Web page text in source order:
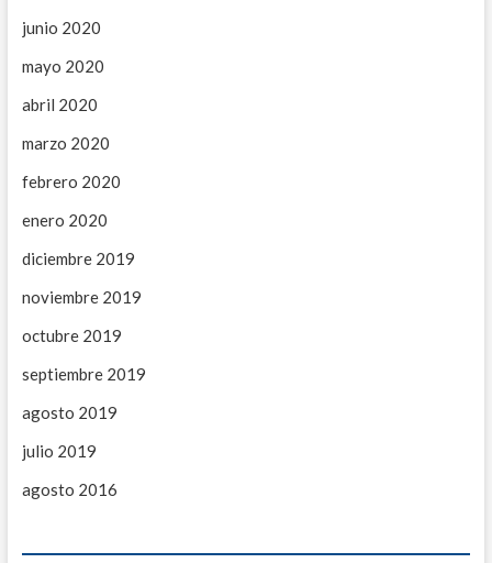
junio 2020
mayo 2020
abril 2020
marzo 2020
febrero 2020
enero 2020
diciembre 2019
noviembre 2019
octubre 2019
septiembre 2019
agosto 2019
julio 2019
agosto 2016